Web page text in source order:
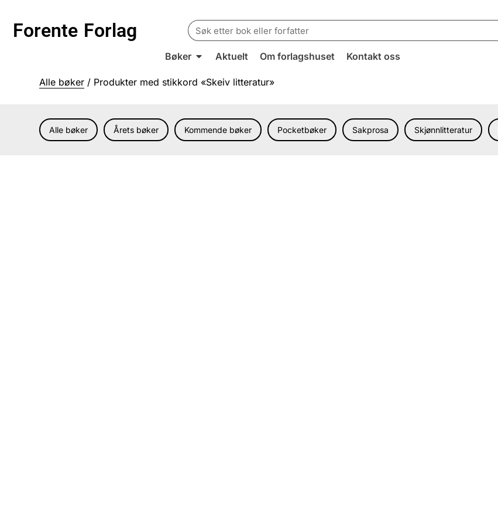
Forente Forlag
Search
for:
Bøker Aktuelt Om forlagshuset Kontakt oss
Alle bøker / Produkter med stikkord «Skeiv litteratur»
Alle bøker Årets bøker Kommende bøker Pocketbøker Sakprosa Skjønnlitteratur